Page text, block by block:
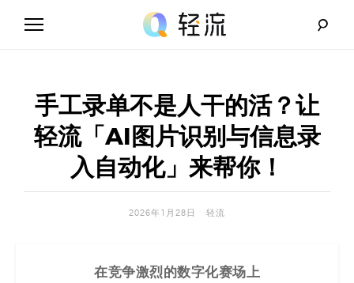
流
_
A
I
手工录单不是人干的活？让
轻流「AI图片识别与信息录
入自动化」来帮你！
2026年1月28日 轻流
在竞争激烈的数字化赛场上